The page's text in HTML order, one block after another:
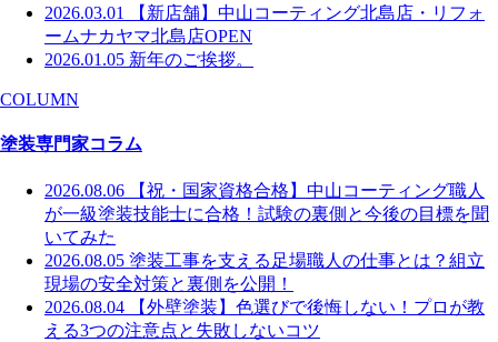
2026.03.01
【新店舗】中山コーティング北島店・リフォ
ームナカヤマ北島店OPEN
2026.01.05 新年のご挨拶。
COLUMN
塗装専門家コラム
2026.08.06
【祝・国家資格合格】中山コーティング職人
が一級塗装技能士に合格！試験の裏側と今後の目標を聞
いてみた
2026.08.05 塗装工事を支える足場職人の仕事とは？組立
現場の安全対策と裏側を公開！
2026.08.04
【外壁塗装】色選びで後悔しない！プロが教
える3つの注意点と失敗しないコツ